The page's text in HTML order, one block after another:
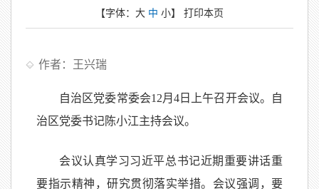
【字体： 大 中 小】 打印本页
作者：王兴瑞
自治区党委常委会12月4日上午召开会议。自
治区党委书记陈小江主持会议。
会议认真学习习近平总书记近期重要讲话重
要指示精神，研究贯彻落实举措。会议强调，要